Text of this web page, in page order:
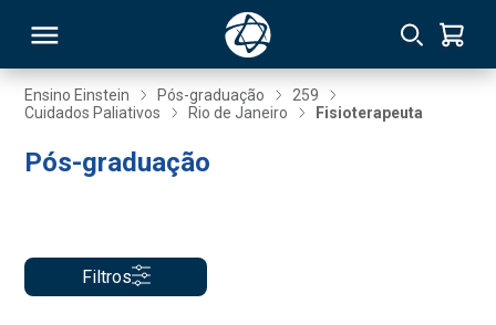
Ensino Einstein Pós-graduação
259
Cuidados Paliativos
Rio de Janeiro Fisioterapeuta
Pós-graduação
Filtros